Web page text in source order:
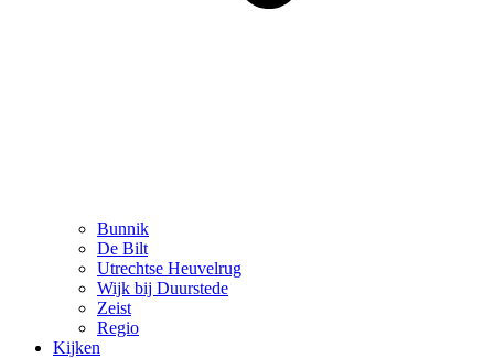
Bunnik
De Bilt
Utrechtse Heuvelrug
Wijk bij Duurstede
Zeist
Regio
Kijken